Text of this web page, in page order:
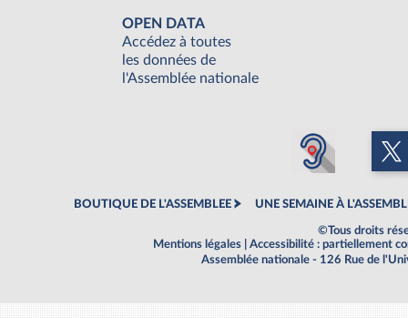
OPEN DATA
Accédez à toutes
les données de
l'Assemblée nationale
BOUTIQUE DE L'ASSEMBLEE UNE SEMAINE À
©Tous droits
Mentions légales
Accessibilité : partiellement
Assemblée nationale - 126 Rue de